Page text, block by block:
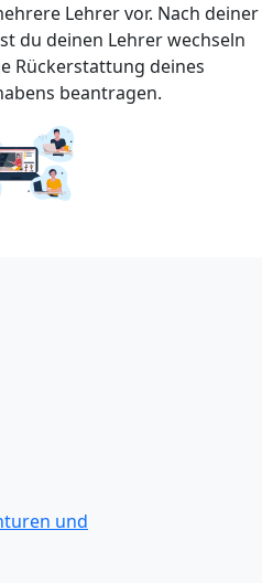
Lehrer vor. Nach deiner
du deinen Lehrer wechseln
Rückerstattung deines
beantragen.
und